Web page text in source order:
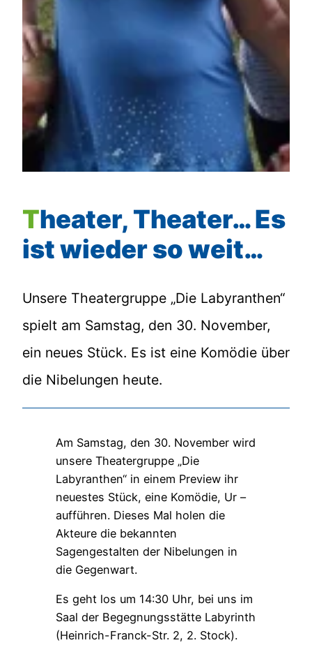
Theater, Theater… Es
ist wieder so weit…
Unsere Theatergruppe „Die Labyranthen“
spielt am Samstag, den 30. November,
ein neues Stück. Es ist eine Komödie über
die Nibelungen heute.
Am Samstag, den 30. November wird
unsere Theatergruppe „Die
Labyranthen“ in einem Preview ihr
neuestes Stück, eine Komödie, Ur –
aufführen. Dieses Mal holen die
Akteure die bekannten
Sagengestalten der Nibelungen in
die Gegenwart.
Es geht los um 14:30 Uhr, bei uns im
Saal der Begegnungsstätte Labyrinth
(Heinrich-Franck-Str. 2, 2. Stock).